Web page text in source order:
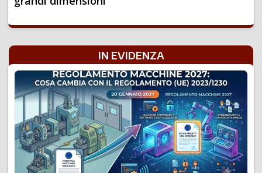
IN EVIDENZA